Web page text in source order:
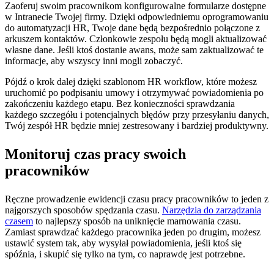
Zaoferuj swoim pracownikom konfigurowalne formularze dostępne
w Intranecie Twojej firmy. Dzięki odpowiedniemu oprogramowaniu
do automatyzacji HR, Twoje dane będą bezpośrednio połączone z
arkuszem kontaktów. Członkowie zespołu będą mogli aktualizować
własne dane. Jeśli ktoś dostanie awans, może sam zaktualizować te
informacje, aby wszyscy inni mogli zobaczyć.
Pójdź o krok dalej dzięki szablonom HR workflow, które możesz
uruchomić po podpisaniu umowy i otrzymywać powiadomienia po
zakończeniu każdego etapu. Bez konieczności sprawdzania
każdego szczegółu i potencjalnych błędów przy przesyłaniu danych,
Twój zespół HR będzie mniej zestresowany i bardziej produktywny.
Monitoruj czas pracy swoich
pracowników
Ręczne prowadzenie ewidencji czasu pracy pracowników to jeden z
najgorszych sposobów spędzania czasu. Narzędzia do zarządzania
czasem to najlepszy sposób na uniknięcie marnowania czasu.
Zamiast sprawdzać każdego pracownika jeden po drugim, możesz
ustawić system tak, aby wysyłał powiadomienia, jeśli ktoś się
spóźnia, i skupić się tylko na tym, co naprawdę jest potrzebne.